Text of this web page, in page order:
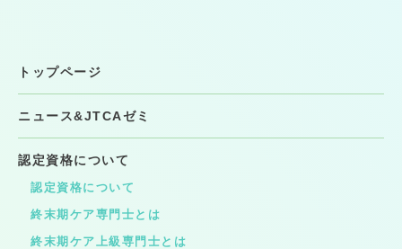
トップページ
ニュース&JTCAゼミ
認定資格について
認定資格について
終末期ケア専門士とは
終末期ケア上級専門士とは